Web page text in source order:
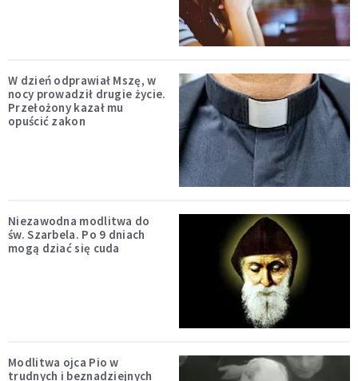
W dzień odprawiał Mszę, w
nocy prowadził drugie życie.
Przełożony kazał mu
opuścić zakon
Niezawodna modlitwa do
św. Szarbela. Po 9 dniach
mogą dziać się cuda
Modlitwa ojca Pio w
trudnych i beznadziejnych